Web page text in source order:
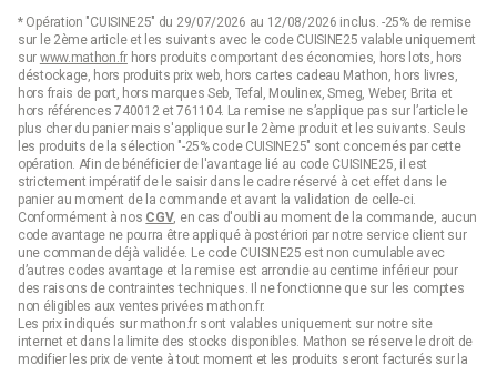
* Opération "CUISINE25" du 29/07/2026 au 12/08/2026 inclus. -25% de remise
sur le 2ème article et les suivants avec le code CUISINE25 valable uniquement
sur www.mathon.frhors produits comportant des économies, hors lots, hors
déstockage, hors produits prix web, hors cartes cadeau Mathon, hors livres,
hors frais de port, hors marques Seb, Tefal, Moulinex, Smeg, Weber, Brita et
hors références 740012 et 761104. La remise ne s’applique pas sur l’article le
plus cher du panier mais s'applique sur le 2ème produit et les suivants. Seuls
les produits de la sélection "-25% code CUISINE25" sont concernés par cette
opération. Afin de bénéficier de l'avantage lié au code CUISINE25, il est
strictement impératif de le saisir dans le cadre réservé à cet effet dans le
panier au moment de la commande et avant la validation de celle-ci.
Conformément à nos CGV, en cas d'oubli au moment de la commande, aucun
code avantage ne pourra être appliqué à postériori par notre service client sur
une commande déjà validée. Le code CUISINE25 est non cumulable avec
d’autres codes avantage et la remise est arrondie au centime inférieur pour
des raisons de contraintes techniques. Il ne fonctionne que sur les comptes
non éligibles aux ventes privées mathon.fr.
Les prix indiqués sur mathon.fr sont valables uniquement sur notre site
internet et dans la limite des stocks disponibles. Mathon se réserve le droit de
modifier les prix de vente à tout moment et les produits seront facturés sur la